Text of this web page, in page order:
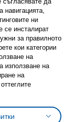
личните данни
навигацията,
ни
се инсталират
за правилното
кои категории
на
използване на
на